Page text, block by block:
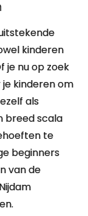
kinderen
je nu op zoek
kinderen om
als
breed scala
te
beginners
van de